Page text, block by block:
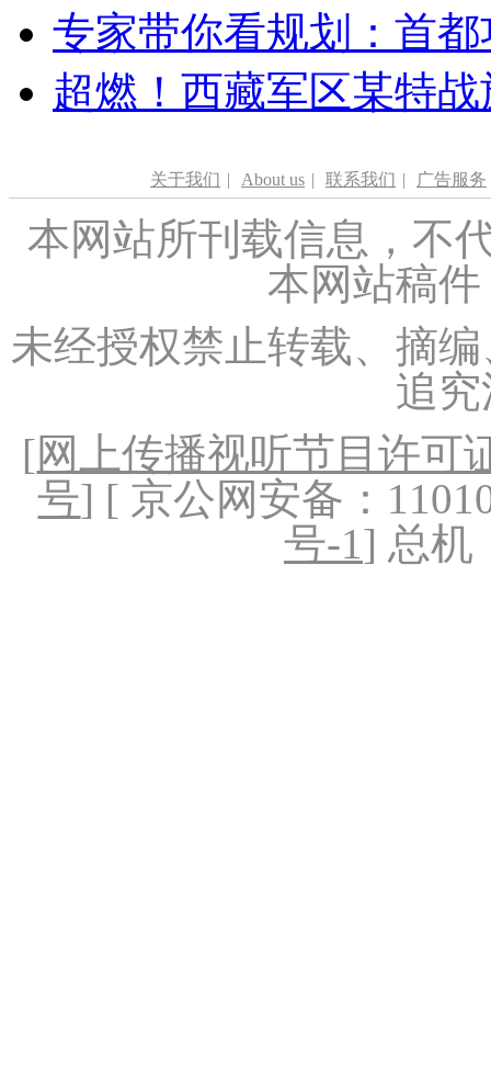
专家带你看规划：首
超燃！西藏军区某特
关于我们 | About us | 联系我们 | 广告服务
本网站所刊载信息，不
本网站稿
未经授权禁止转载、摘
追
[网上传播视听节目许可
号] [ 京公网安备：
号-1] 总机